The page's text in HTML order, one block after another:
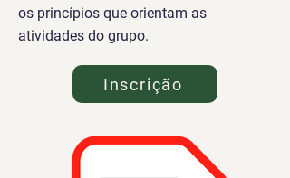
os princípios que orientam as
atividades do grupo.
Inscrição